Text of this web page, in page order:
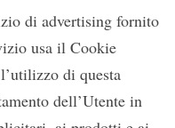
di advertising fornito
usa il Cookie
di questa
dell’Utente in